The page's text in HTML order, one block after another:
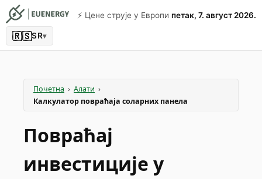
⚡️ Цене струје у Европи петак, 7. август 2026.
🇷🇸SR▾
Почетна › Алати ›
Калкулатор повраћаја соларних панела
Повраћај
инвестиције у